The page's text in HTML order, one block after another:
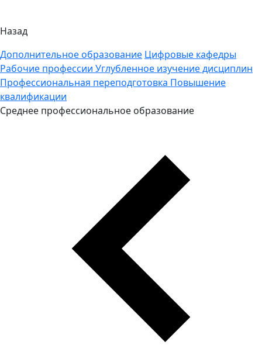
Назад
Дополнительное образование Цифровые кафедры
Рабочие профессии Углубленное изучение дисциплин
Профессиональная переподготовка Повышение
квалификации
Среднее профессиональное образование